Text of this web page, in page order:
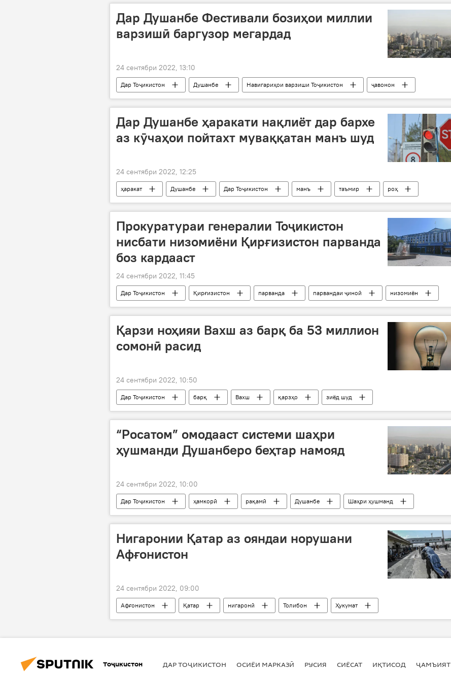
Дар Душанбе Фестивали бозиҳои миллии
варзишӣ баргузор мегардад
24 сентябри 2022, 13:10
Дар Тоҷикистон Душанбе Навигариҳои варзиши Тоҷикистон
ҷавонон
донишҷӯён
Дар Душанбе ҳаракати нақлиёт дар бархе
аз кӯчаҳои пойтахт муваққатан манъ шуд
24 сентябри 2022, 12:25
ҳаракат Душанбе Дар Тоҷикистон манъ таъмир
роҳ
Нақлиёт
Прокуратураи генералии Тоҷикистон
нисбати низомиёни Қирғизистон парванда
боз кардааст
24 сентябри 2022, 11:45
Дар Тоҷикистон Қирғизистон парванда парвандаи ҷиноӣ
низомиён
ғасб
муноқиша муноқишаи марзӣ
Қарзи ноҳияи Вахш аз барқ ба 53 миллион
сомонӣ расид
24 сентябри 2022, 10:50
Дар Тоҷикистон барқ Вахш қарзҳо зиёд шуд
“Росатом” омодааст системи шаҳри
ҳушманди Душанберо беҳтар намояд
24 сентябри 2022, 10:00
Дар Тоҷикистон ҳамкорӣ рақамӣ Душанбе
Шаҳри ҳушманд
тақвият
Дар Русия
Нигаронии Қатар аз ояндаи норушани
Афғонистон
24 сентябри 2022, 09:00
Афғонистон Қатар нигаронӣ Толибон
Ҳукумат
ҷомеаи ҷаҳонӣ
Тоҷикистон ДАР ТОҶИКИСТОН ОСИЁИ МАРКАЗӢ РУСИЯ СИЁСАТ ИҚТИСОД ҶАМЪИЯТ